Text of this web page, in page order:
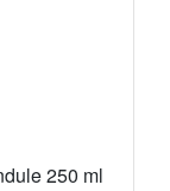
250 ml